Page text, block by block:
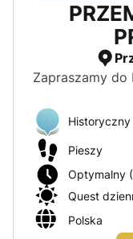
Zapraszamy do
Historyczny
Pieszy
Optymalny
Quest
Polska